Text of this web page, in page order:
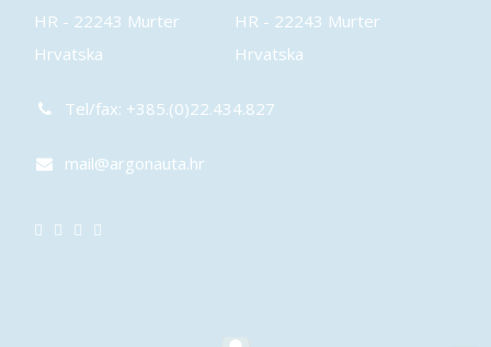
HR - 22243 Murter
Hrvatska
HR - 22243 Murter
Hrvatska
Tel/fax: +385.(0)22.434.827
mail@argonauta.hr